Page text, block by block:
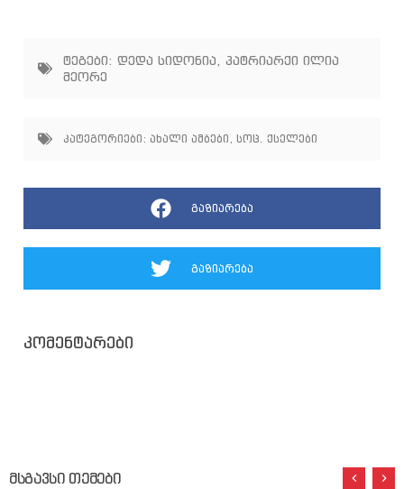
ტეგები: დედა სიდონია
პატრიარქი ილია
მეორე
კატეგორიები: ახალი ამბები , სოც. ქსელები
გაზიარება
გაზიარება
კომენტარები
მსგავსი თემები